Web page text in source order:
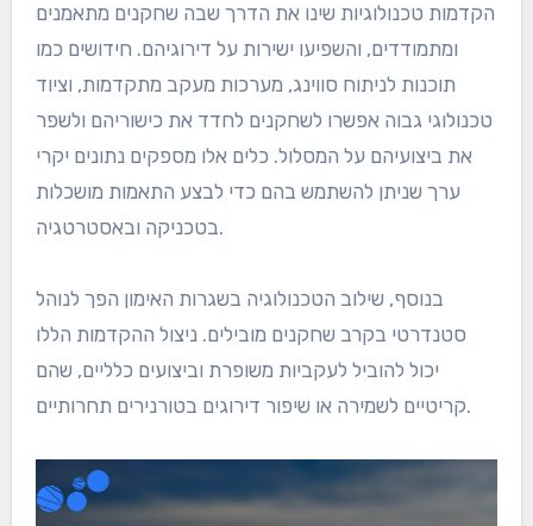
הקדמות טכנולוגיות שינו את הדרך שבה שחקנים מתאמנים
ומתמודדים, והשפיעו ישירות על דירוגיהם. חידושים כמו
תוכנות לניתוח סווינג, מערכות מעקב מתקדמות, וציוד
טכנולוגי גבוה אפשרו לשחקנים לחדד את כישוריהם ולשפר
את ביצועיהם על המסלול. כלים אלו מספקים נתונים יקרי
ערך שניתן להשתמש בהם כדי לבצע התאמות מושכלות
בטכניקה ובאסטרטגיה.
בנוסף, שילוב הטכנולוגיה בשגרות האימון הפך לנוהל
סטנדרטי בקרב שחקנים מובילים. ניצול ההקדמות הללו
יכול להוביל לעקביות משופרת וביצועים כלליים, שהם
קריטיים לשמירה או שיפור דירוגים בטורנירים תחרותיים.